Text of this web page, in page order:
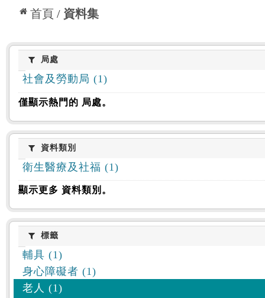
首頁 資料集
:::
局處局處
社會及勞動局 (1)
僅顯示熱門的 局處。
資料類別
資料類別
衛生醫療及社福 (1)
顯示更多 資料類別。
標籤標籤
輔具 (1)
身心障礙者 (1)
老人 (1)